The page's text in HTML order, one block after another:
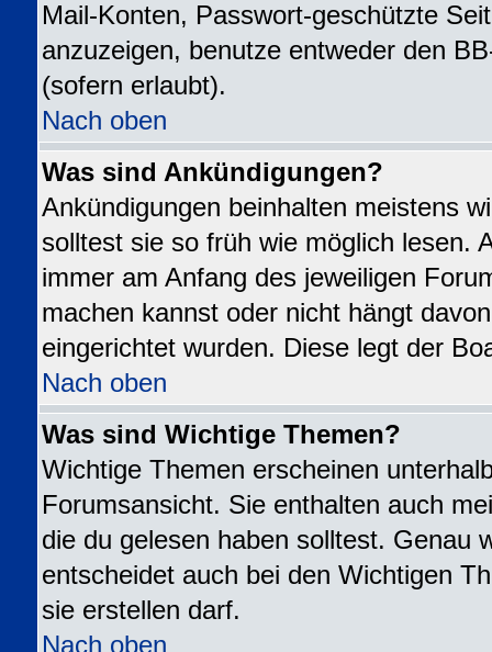
Mail-Konten, Passwort-geschützte
anzuzeigen, benutze entweder den
(sofern erlaubt).
Nach oben
Was sind Ankündigungen?
Ankündigungen beinhalten meistens
solltest sie so früh wie möglich lesen.
immer am Anfang des jeweiligen
machen kannst oder nicht hängt
eingerichtet wurden. Diese legt der
Nach oben
Was sind Wichtige Themen?
Wichtige Themen erscheinen
Forumsansicht. Sie enthalten auch
die du gelesen haben solltest. Genau
entscheidet auch bei den Wichtigen
sie erstellen darf.
Nach oben